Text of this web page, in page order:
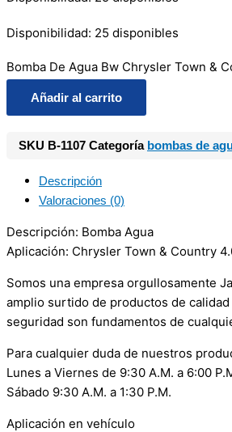
Disponibilidad: 25 disponibles
Bomba De Agua Bw Chrysler Town &
Añadir al carrito
SKU B-1107 Categoría bombas de
Descripción
Valoraciones (0)
Descripción: Bomba Agua
Aplicación: Chrysler Town & Country
Somos una empresa orgullosamente
amplio surtido de productos de
seguridad son fundamentos de
Para cualquier duda de nuestros
Lunes a Viernes de 9:30 A.M. a 6:00
Sábado 9:30 A.M. a 1:30 P.M.
Aplicación en vehículo